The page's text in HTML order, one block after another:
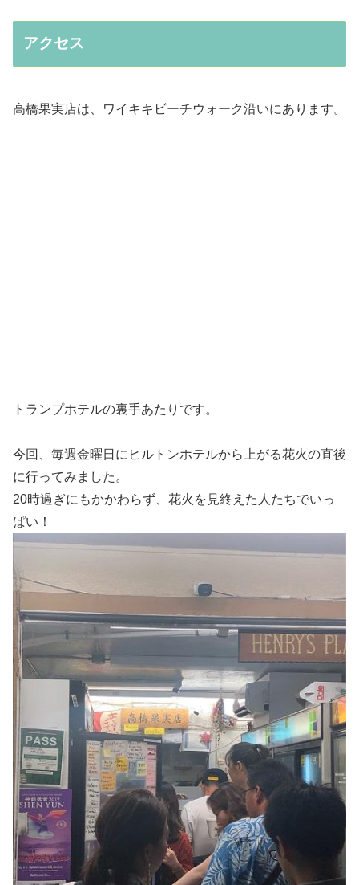
アクセス
高橋果実店は、ワイキキビーチウォーク沿いにあります。
トランプホテルの裏手あたりです。
今回、毎週金曜日にヒルトンホテルから上がる花火の直後
に行ってみました。
20時過ぎにもかかわらず、花火を見終えた人たちでいっ
ぱい！